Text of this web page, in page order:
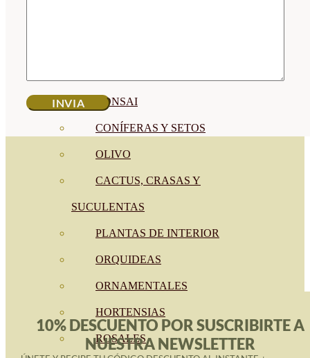
BONSAI
CONÍFERAS Y SETOS
OLIVO
CACTUS, CRASAS Y
SUCULENTAS
PLANTAS DE INTERIOR
ORQUIDEAS
ORNAMENTALES
HORTENSIAS
ROSALES
10% DESCUENTO POR SUSCRIBIRTE A
NUESTRA NEWSLETTER